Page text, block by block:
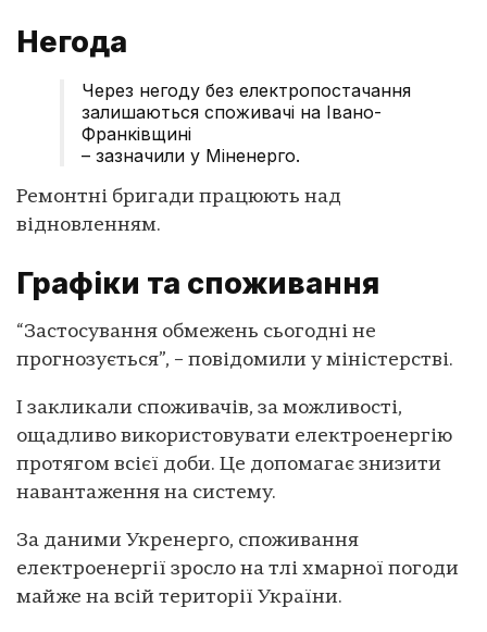
Негода
Через негоду без електропостачання
залишаються споживачі на Івано-
Франківщині
– зазначили у Міненерго.
Ремонтні бригади працюють над
відновленням.
Графіки та споживання
“Застосування обмежень сьогодні не
прогнозується”, – повідомили у міністерстві.
І закликали споживачів, за можливості,
ощадливо використовувати електроенергію
протягом всієї доби. Це допомагає знизити
навантаження на систему.
За даними Укренерго, споживання
електроенергії зросло на тлі хмарної погоди
майже на всій території України.